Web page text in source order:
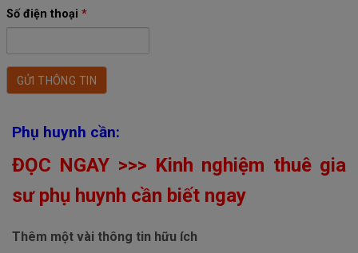
Số điện thoại *
Phụ huynh cần:
ĐỌC NGAY >>> Kinh nghiệm thuê gia
sư phụ huynh cần biết ngay
Thêm một vài thông tin hữu ích